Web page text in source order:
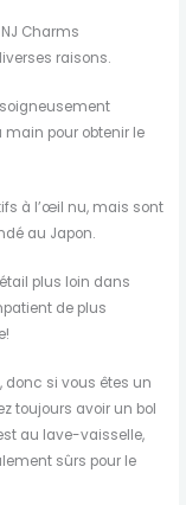
Charms
raisons.
pour obtenir le
à l’œil nu, mais sont
au Japon.
plus loin dans
de plus
donc si vous êtes un
toujours avoir un bol
au lave-vaisselle,
sûrs pour le